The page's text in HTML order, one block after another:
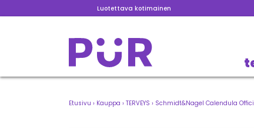
Luotettava kotimainen
Etusivu › Kauppa › TERVEYS › Schmidt&Nagel Calendula